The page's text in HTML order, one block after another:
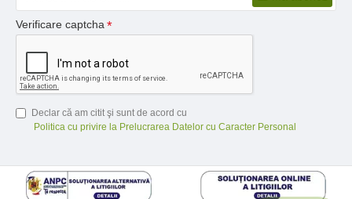
Verificare captcha
Declar că am citit şi sunt de acord cu
Politica cu privire la Prelucrarea Datelor cu Caracter Personal